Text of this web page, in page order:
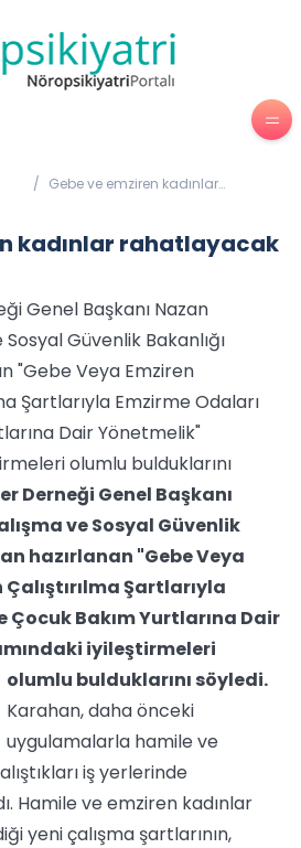
/ Gebe ve emziren kadınlar
kadınlar rahatlayacak
Genel Başkanı Nazan
Güvenlik Bakanlığı
"Gebe Veya Emziren
Şartlarıyla Emzirme Odaları
Dair Yönetmelik"
olumlu bulduklarını
Derneği Genel Başkanı
ve Sosyal Güvenlik
hazırlanan "Gebe Veya
Çalıştırılma Şartlarıyla
Çocuk Bakım Yurtlarına Dair
iyileştirmeleri
olumlu bulduklarını söyledi.
Karahan, daha önceki
uygulamalarla hamile ve
iş yerlerinde
Hamile ve emziren kadınlar
yeni çalışma şartlarının,